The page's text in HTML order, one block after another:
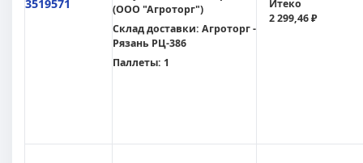
3519571
(ООО "Агроторг")
Склад доставки: Агроторг -
Рязань РЦ-386
Паллеты: 1
Итеко
2 299,46 ₽